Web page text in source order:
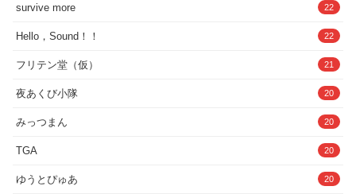
survive more 22
Hello，Sound！！ 22
フリテン堂（仮） 21
夜あくび小隊 20
みっつまん 20
TGA 20
ゆうとぴゅあ 20